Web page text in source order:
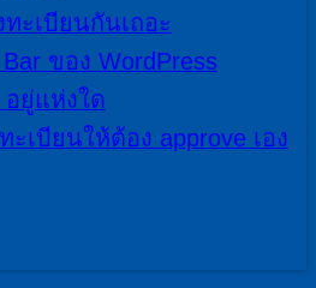
ะเบียนกันเถอะ
ของ WordPress
อยู่แห่งใด
ะเบียนให้ต้อง approve เอง